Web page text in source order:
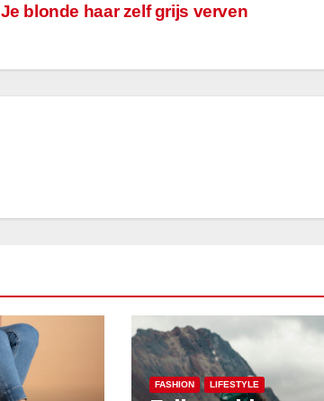
Je blonde haar zelf grijs verven
FASHION LIFESTYLE